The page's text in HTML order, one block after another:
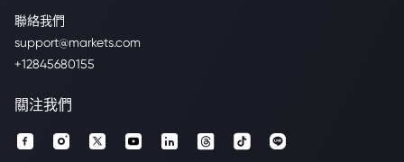
聯絡我們
support@markets.com
+12845680155
關注我們